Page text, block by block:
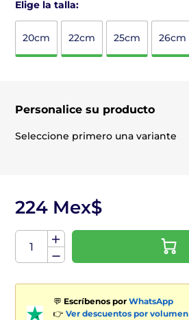
Elige la talla:
20cm 22cm 25cm 26cm
Personalice su producto
Seleccione primero una variante
224 Mex$
💬 Escríbenos por WhatsApp
👉 Ver descuentos por volumen